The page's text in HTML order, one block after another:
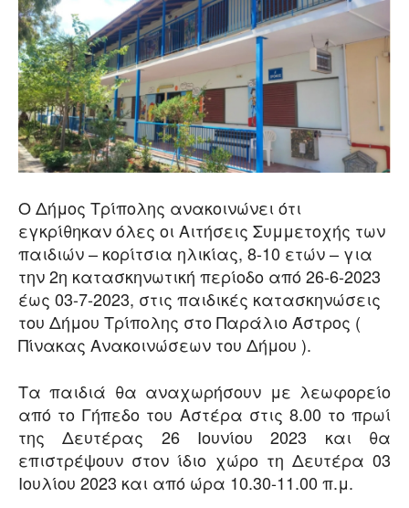
O Δήμος Τρίπολης ανακοινώνει ότι
εγκρίθηκαν όλες οι Αιτήσεις Συμμετοχής των
παιδιών – κορίτσια ηλικίας, 8-10 ετών – για
την 2η κατασκηνωτική περίοδο από 26-6-2023
έως 03-7-2023, στις παιδικές κατασκηνώσεις
του Δήμου Τρίπολης στο Παράλιο Άστρος (
Πίνακας Ανακοινώσεων του Δήμου ).
Τα παιδιά θα αναχωρήσουν με λεωφορείο
από το Γήπεδο του Αστέρα στις 8.00 το πρωί
της Δευτέρας 26 Ιουνίου 2023 και θα
επιστρέψουν στον ίδιο χώρο τη Δευτέρα 03
Ιουλίου 2023 και από ώρα 10.30-11.00 π.μ.